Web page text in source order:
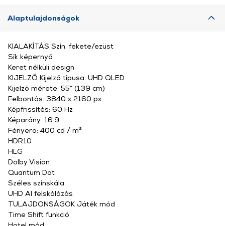
Alaptulajdonságok
KIALAKÍTÁS Szín: fekete/ezüst
Sík képernyő
Keret nélküli design
KIJELZŐ Kijelző típusa: UHD QLED
Kijelző mérete: 55” (139 cm)
Felbontás: 3840 x 2160 px
Képfrissítés: 60 Hz
Képarány: 16:9
Fényerő: 400 cd / m²
HDR10
HLG
Dolby Vision
Quantum Dot
Széles színskála
UHD AI felskálázás
TULAJDONSÁGOK Játék mód
Time Shift funkció